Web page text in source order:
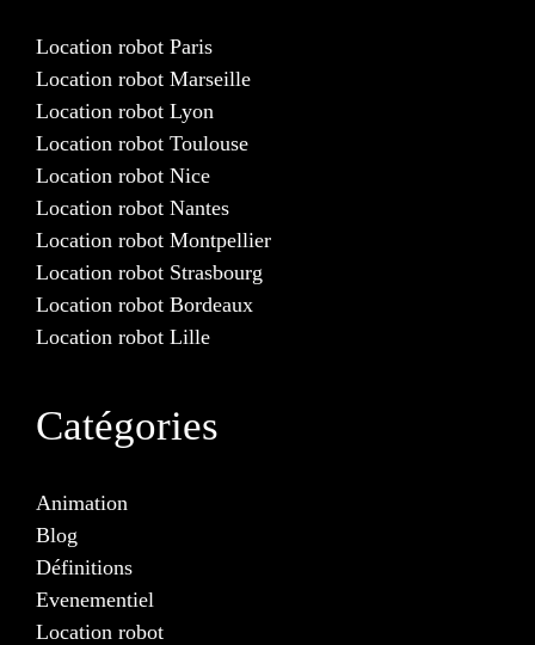
Location robot Paris
Location robot Marseille
Location robot Lyon
Location robot Toulouse
Location robot Nice
Location robot Nantes
Location robot Montpellier
Location robot Strasbourg
Location robot Bordeaux
Location robot Lille
Catégories
Animation
Blog
Définitions
Evenementiel
Location robot